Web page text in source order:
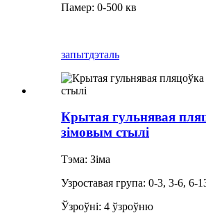
Памер: 0-500 кв
запытдэталь
Крытая гульнявая
зімовым стылі
Тэма: Зіма
Узроставая група: 0-3, 3-6, 6-
Ўзроўні: 4 ўзроўню